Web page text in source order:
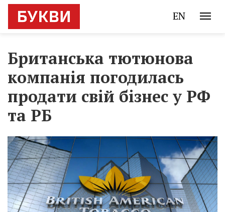
EN
Британська тютюнова
компанія погодилась
продати свій бізнес у РФ
та РБ